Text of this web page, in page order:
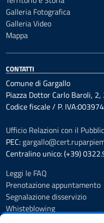
Galleria Fotografica
Galleria Video
Mappa
CONTATTI
Comune di Gargallo
Piazza Dottor Carlo Baroli,
Codice fiscale / P.
Ufficio Relazioni con il
PEC:
Centralino unico: (+39)
Leggi le FAQ
Prenotazione appuntamento
Segnalazione disservizio
Whisteblowing